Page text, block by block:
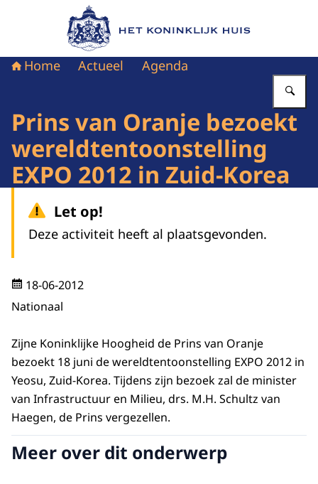
Naar de homepage van Het Koninklijk Huis
Home Actueel Agenda
Prins van Oranje bezoekt
wereldtentoonstelling
EXPO 2012 in Zuid-Korea
Let op!
Deze activiteit heeft al plaatsgevonden.
18-06-2012
Nationaal
Zijne Koninklijke Hoogheid de Prins van Oranje
bezoekt 18 juni de wereldtentoonstelling EXPO 2012 in
Yeosu, Zuid-Korea. Tijdens zijn bezoek zal de minister
van Infrastructuur en Milieu, drs. M.H. Schultz van
Haegen, de Prins vergezellen.
Meer over dit onderwerp